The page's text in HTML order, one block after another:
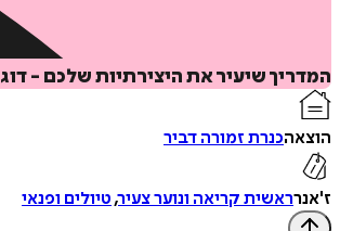
המדריך שיעיר את היצירתיות שלכם -
הוצאהכנרת זמורה דביר
ז'אנרראשית קריאה ונוער צעיר,טיולים ופנאי